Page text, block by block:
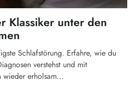
Klassiker unter den
Schlafstörung. Erfahre, wie du
verstehst und mit
wieder erholsam...